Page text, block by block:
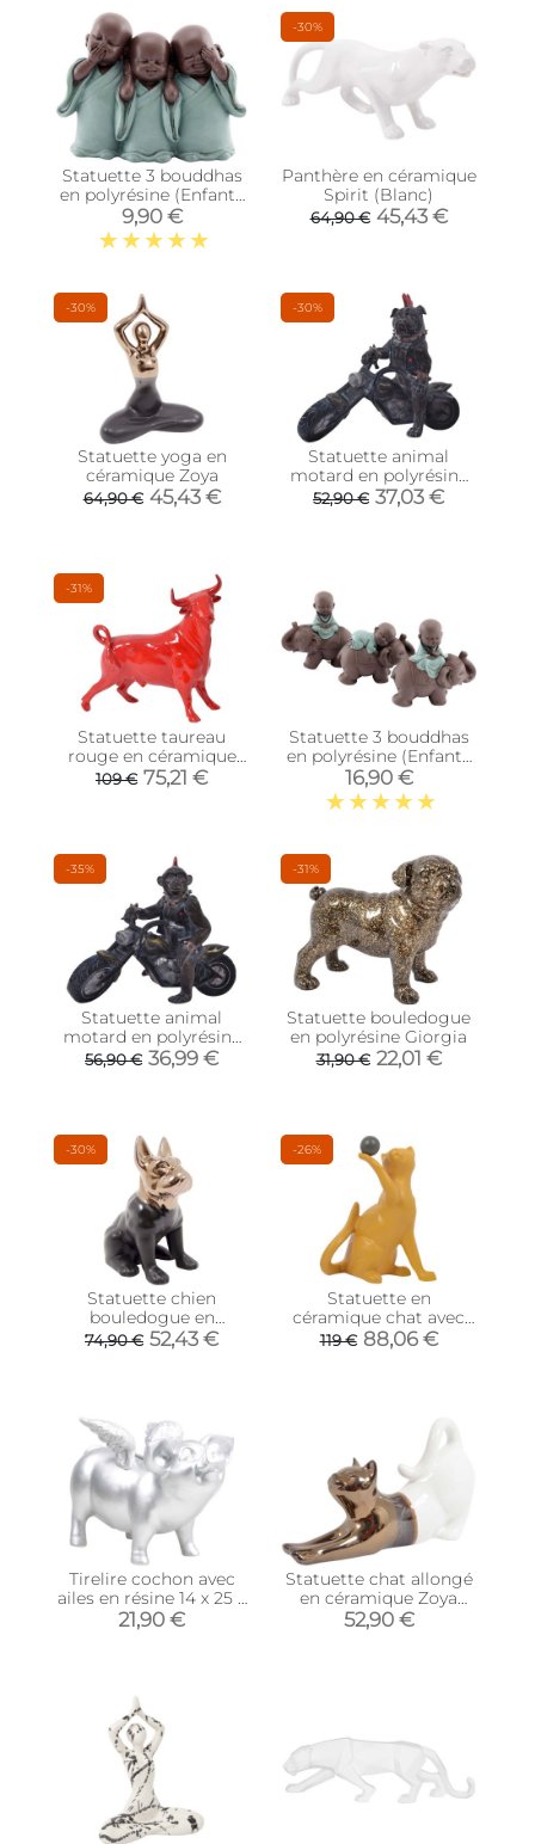
Statuette 3 bouddhas
en polyrésine (Enfants
yeux fermés)
9,90 €
-30%
Panthère en céramique
Spirit (Blanc)
64,90 € 45,43 €
-30%
Statuette yoga en
céramique Zoya
64,90 € 45,43 €
-30%
Statuette animal
motard en polyrésine
(Chien)
52,90 € 37,03 €
-31%
Statuette taureau
rouge en céramique
Feria
109 € 75,21 €
Statuette 3 bouddhas
en polyrésine (Enfants
sur éléphants)
16,90 €
-35%
Statuette animal
motard en polyrésine
(Singe)
56,90 € 36,99 €
-31%
Statuette bouledogue
en polyrésine Giorgia
31,90 € 22,01 €
-30%
Statuette chien
bouledogue en
céramique Zoya (Noir
et or)
74,90 € 52,43 €
-26%
Statuette en
céramique chat avec
balle Shadow (Jaune)
119 € 88,06 €
Tirelire cochon avec
ailes en résine 14 x 25 x
15 cm (Argent)
21,90 €
Statuette chat allongé
en céramique Zoya
(Blanc et or)
52,90 €